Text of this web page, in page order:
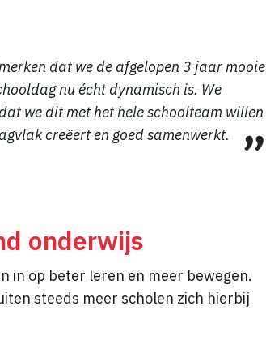
dat we de afgelopen 3 jaar mooie
nu écht dynamisch is. We
we dit met het hele schoolteam willen
creëert en goed samenwerkt.
onderwijs
in op beter leren en meer bewegen.
steeds meer scholen zich hierbij